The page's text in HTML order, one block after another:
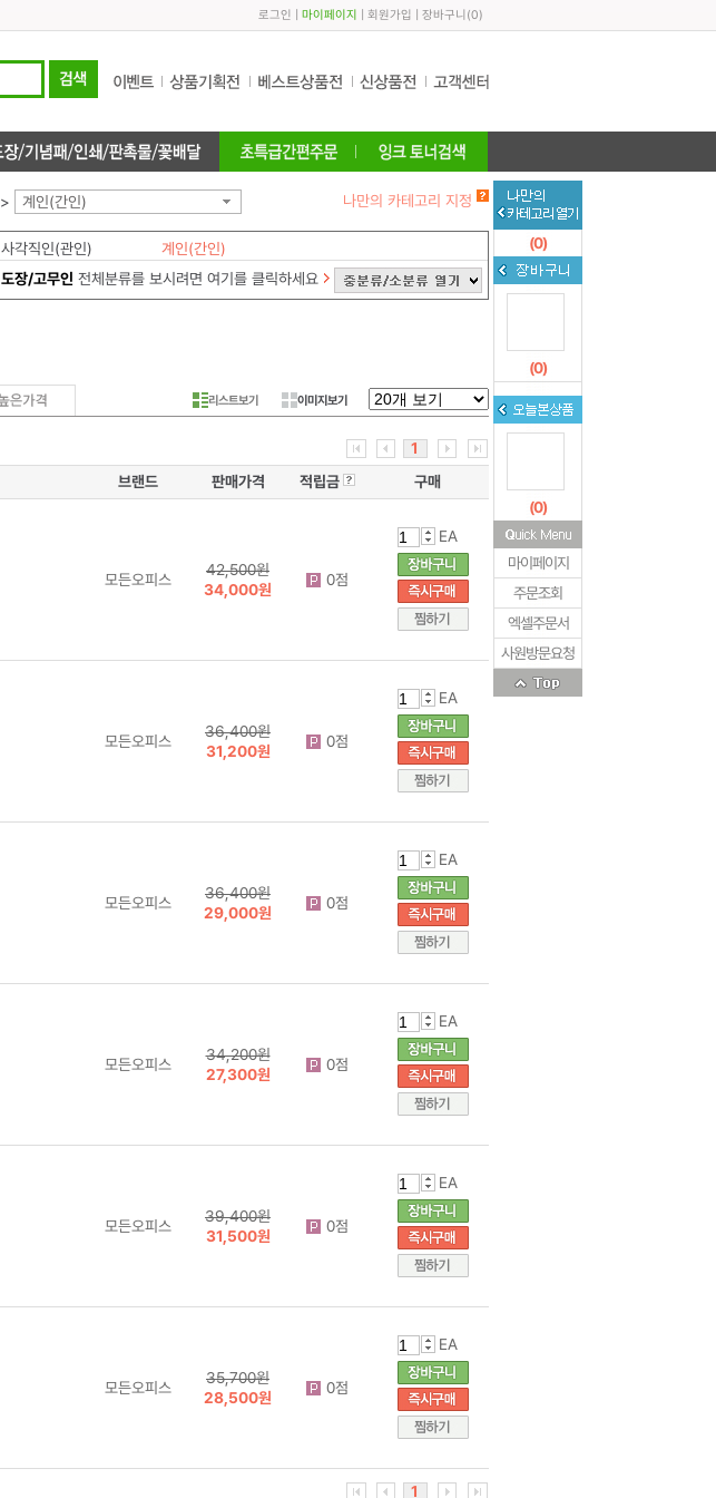
로그인 마이페이지 회원가입 장바구니 (0)
> 계인(간인) 나만의 카테고리 지정
사각직인(관인)
계인(간인)
도장/고무인 전체분류를 보시려면 여기를 클릭하세요
리스트보기 이미지보기
1
브랜드 판매가격 적립금 구매
모든오피스
42,500원
34,000원
0점
EA
모든오피스
36,400원
31,200원
0점
EA
모든오피스
36,400원
29,000원
0점
EA
모든오피스
34,200원
27,300원
0점
EA
모든오피스
39,400원
31,500원
0점
EA
모든오피스
35,700원
28,500원
0점
EA
1
(0)
(0)
(0)
마이페이지
주문조회
엑셀주문서
사원방문요청